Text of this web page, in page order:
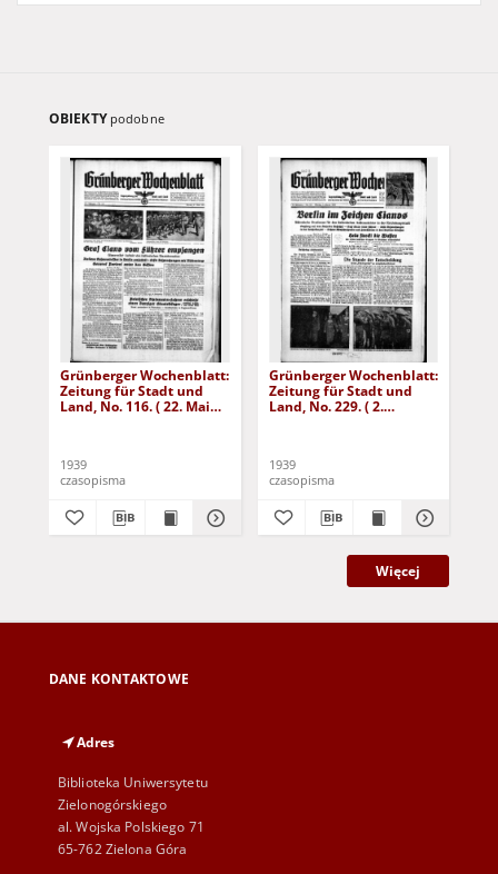
OBIEKTY podobne
Grünberger Wochenblatt:
Zeitung für Stadt und
Land, No. 116. ( 22. Mai
1939
czasopisma
Grünberger Wochenblatt:
Zeitung für Stadt und
Land, No. 229. ( 2.
1939
czasopisma
Więcej
DANE KONTAKTOWE
Adres
Biblioteka Uniwersytetu
Zielonogórskiego
al. Wojska Polskiego 71
65-762 Zielona Góra